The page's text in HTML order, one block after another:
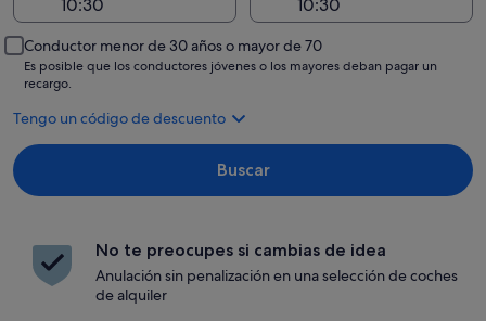
Conductor menor de 30 años o mayor de 70
Es posible que los conductores jóvenes o los mayores deban pagar un
recargo.
Tengo un código de descuento
Buscar
No te preocupes si cambias de idea
Anulación sin penalización en una selección de coches
de alquiler